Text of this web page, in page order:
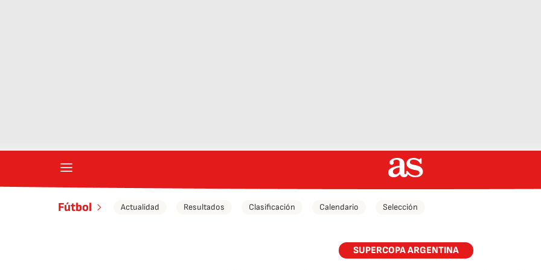
Fútbol Actualidad Resultados Clasificación Calendario Selección
SUPERCOPA ARGENTINA